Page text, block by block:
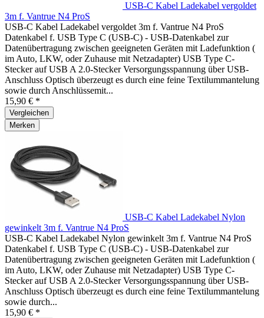
USB-C Kabel Ladekabel vergoldet
3m f. Vantrue N4 ProS
USB-C Kabel Ladekabel vergoldet 3m f. Vantrue N4 ProS
Datenkabel f. USB Type C (USB-C) - USB-Datenkabel zur
Datenübertragung zwischen geeigneten Geräten mit Ladefunktion (
im Auto, LKW, oder Zuhause mit Netzadapter) USB Type C-
Stecker auf USB A 2.0-Stecker Versorgungsspannung über USB-
Anschluss Optisch überzeugt es durch eine feine Textilummantelung
sowie durch Anschlüssemit...
15,90 € *
Vergleichen
Merken
USB-C Kabel Ladekabel Nylon
gewinkelt 3m f. Vantrue N4 ProS
USB-C Kabel Ladekabel Nylon gewinkelt 3m f. Vantrue N4 ProS
Datenkabel f. USB Type C (USB-C) - USB-Datenkabel zur
Datenübertragung zwischen geeigneten Geräten mit Ladefunktion (
im Auto, LKW, oder Zuhause mit Netzadapter) USB Type C-
Stecker auf USB A 2.0-Stecker Versorgungsspannung über USB-
Anschluss Optisch überzeugt es durch eine feine Textilummantelung
sowie durch...
15,90 € *